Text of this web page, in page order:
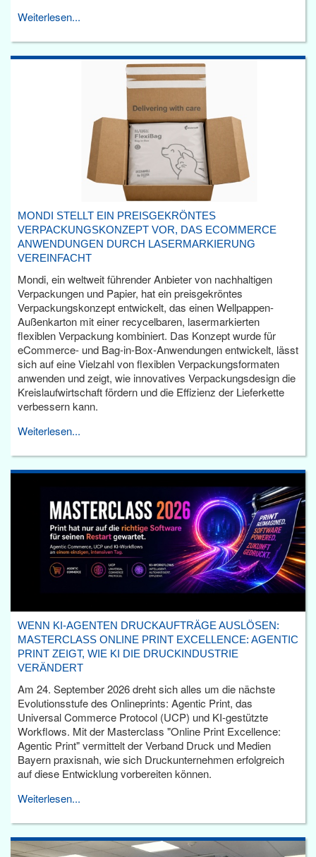
Weiterlesen...
MONDI STELLT EIN PREISGEKRÖNTES
VERPACKUNGSKONZEPT VOR, DAS ECOMMERCE
ANWENDUNGEN DURCH LASERMARKIERUNG
VEREINFACHT
Mondi, ein weltweit führender Anbieter von nachhaltigen
Verpackungen und Papier, hat ein preisgekröntes
Verpackungskonzept entwickelt, das einen Wellpappen-
Außenkarton mit einer recycelbaren, lasermarkierten
flexiblen Verpackung kombiniert. Das Konzept wurde für
eCommerce- und Bag-in-Box-Anwendungen entwickelt, lässt
sich auf eine Vielzahl von flexiblen Verpackungsformaten
anwenden und zeigt, wie innovatives Verpackungsdesign die
Kreislaufwirtschaft fördern und die Effizienz der Lieferkette
verbessern kann.
Weiterlesen...
WENN KI-AGENTEN DRUCKAUFTRÄGE AUSLÖSEN:
MASTERCLASS ONLINE PRINT EXCELLENCE: AGENTIC
PRINT ZEIGT, WIE KI DIE DRUCKINDUSTRIE
VERÄNDERT
Am 24. September 2026 dreht sich alles um die nächste
Evolutionsstufe des Onlineprints: Agentic Print, das
Universal Commerce Protocol (UCP) und KI-gestützte
Workflows. Mit der Masterclass "Online Print Excellence:
Agentic Print" vermittelt der Verband Druck und Medien
Bayern praxisnah, wie sich Druckunternehmen erfolgreich
auf diese Entwicklung vorbereiten können.
Weiterlesen...